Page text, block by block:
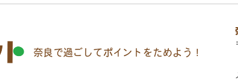
奈良で過ごしてポイントをためよう！